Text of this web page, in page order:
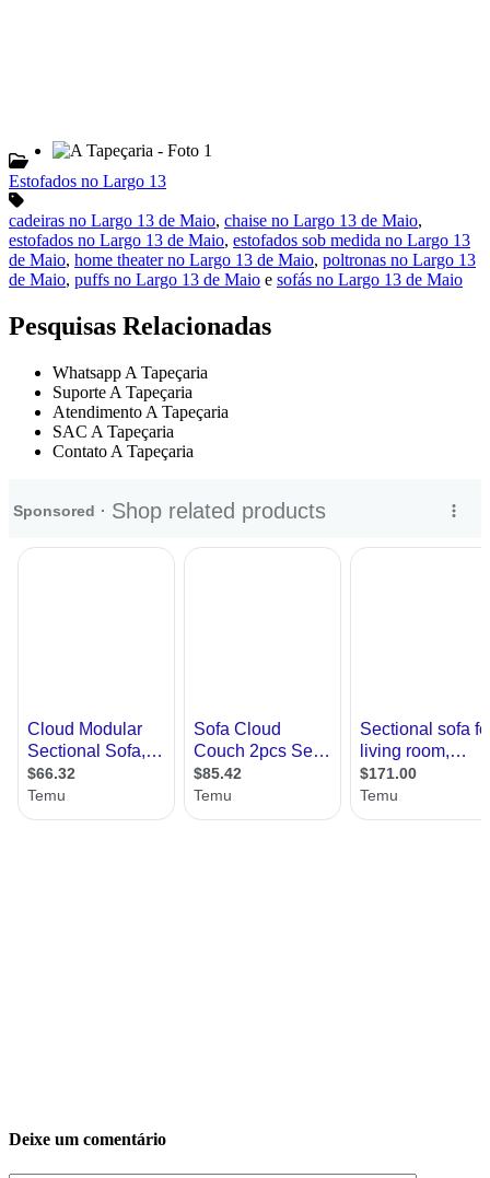
Estofados no Largo 13
cadeiras no Largo 13 de Maio, chaise no Largo 13 de Maio,
estofados no Largo 13 de Maio, estofados sob medida no Largo 13
de Maio, home theater no Largo 13 de Maio, poltronas no Largo 13
de Maio, puffs no Largo 13 de Maio e sofás no Largo 13 de Maio
Pesquisas Relacionadas
Whatsapp A Tapeçaria
Suporte A Tapeçaria
Atendimento A Tapeçaria
SAC A Tapeçaria
Contato A Tapeçaria
Deixe um comentário